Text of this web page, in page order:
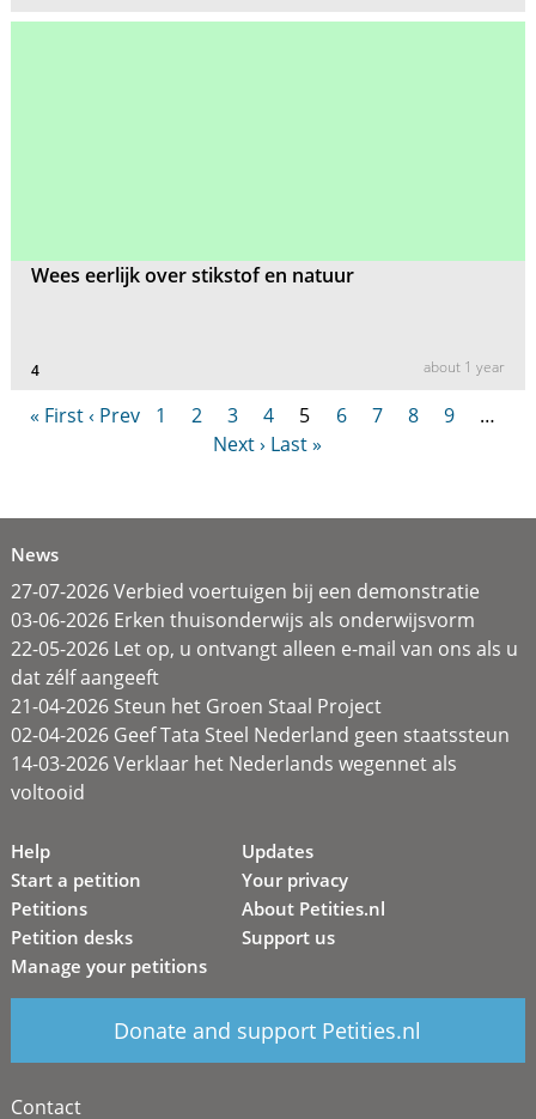
Wees eerlijk over stikstof en natuur
4 about 1 year
« First‹ Prev 1 2 3 4 5 6 7 8 9
…
Next › Last »
News
27-07-2026 Verbied voertuigen bij een demonstratie
03-06-2026 Erken thuisonderwijs als onderwijsvorm
22-05-2026 Let op, u ontvangt alleen e-mail van ons als u
dat zélf aangeeft
21-04-2026 Steun het Groen Staal Project
02-04-2026 Geef Tata Steel Nederland geen staatssteun
14-03-2026 Verklaar het Nederlands wegennet als
voltooid
Help
Start a petition
Petitions
Petition desks
Manage your petitions
Updates
Your privacy
About Petities.nl
Support us
Donate and support Petities.nl
Contact